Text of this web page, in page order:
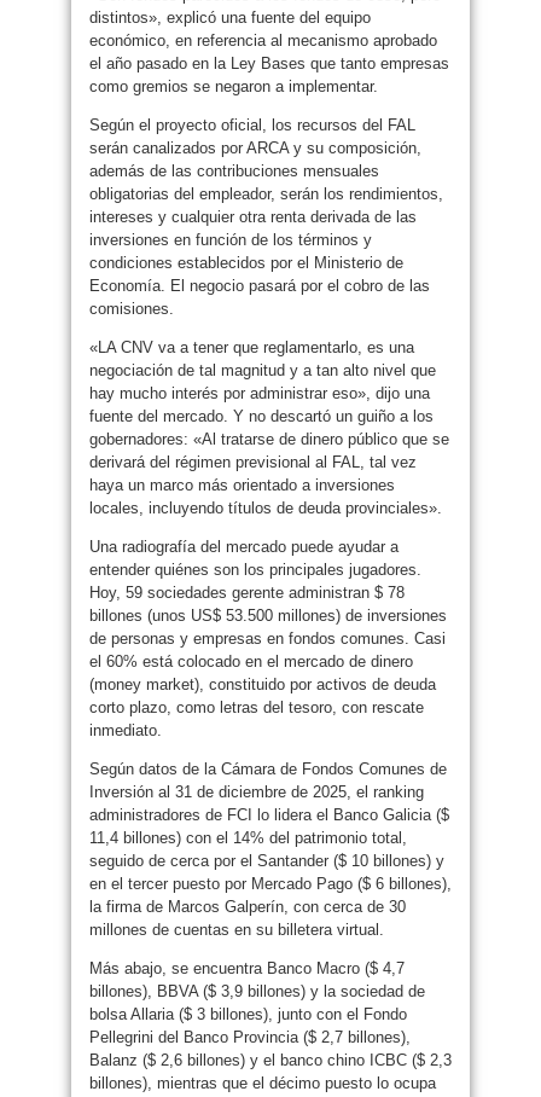
distintos», explicó una fuente del equipo
económico, en referencia al mecanismo aprobado
el año pasado en la Ley Bases que tanto empresas
como gremios se negaron a implementar.
Según el proyecto oficial, los recursos del FAL
serán canalizados por ARCA y su composición,
además de las contribuciones mensuales
obligatorias del empleador, serán los rendimientos,
intereses y cualquier otra renta derivada de las
inversiones en función de los términos y
condiciones establecidos por el Ministerio de
Economía. El negocio pasará por el cobro de las
comisiones.
«LA CNV va a tener que reglamentarlo, es una
negociación de tal magnitud y a tan alto nivel que
hay mucho interés por administrar eso», dijo una
fuente del mercado. Y no descartó un guiño a los
gobernadores: «Al tratarse de dinero público que se
derivará del régimen previsional al FAL, tal vez
haya un marco más orientado a inversiones
locales, incluyendo títulos de deuda provinciales».
Una radiografía del mercado puede ayudar a
entender quiénes son los principales jugadores.
Hoy, 59 sociedades gerente administran $ 78
billones (unos US$ 53.500 millones) de inversiones
de personas y empresas en fondos comunes. Casi
el 60% está colocado en el mercado de dinero
(money market), constituido por activos de deuda
corto plazo, como letras del tesoro, con rescate
inmediato.
Según datos de la Cámara de Fondos Comunes de
Inversión al 31 de diciembre de 2025, el ranking
administradores de FCI lo lidera el Banco Galicia ($
11,4 billones) con el 14% del patrimonio total,
seguido de cerca por el Santander ($ 10 billones) y
en el tercer puesto por Mercado Pago ($ 6 billones),
la firma de Marcos Galperín, con cerca de 30
millones de cuentas en su billetera virtual.
Más abajo, se encuentra Banco Macro ($ 4,7
billones), BBVA ($ 3,9 billones) y la sociedad de
bolsa Allaria ($ 3 billones), junto con el Fondo
Pellegrini del Banco Provincia ($ 2,7 billones),
Balanz ($ 2,6 billones) y el banco chino ICBC ($ 2,3
billones), mientras que el décimo puesto lo ocupa